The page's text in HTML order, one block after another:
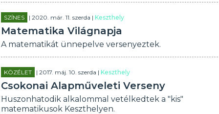
SZÍNES | 2020. már. 11. szerda |Keszthely
Matematika Világnapja
A matematikát ünnepelve versenyeztek.
KÖZÉLET | 2017. máj. 10. szerda |Keszthely
Csokonai Alapműveleti Verseny
Huszonhatodik alkalommal vetélkedtek a "kis"
matematikusok Keszthelyen.